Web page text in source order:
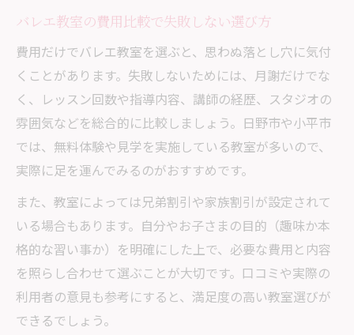
バレエ教室の費用比較で失敗しない選び方
費用だけでバレエ教室を選ぶと、思わぬ落とし穴に気付
くことがあります。失敗しないためには、月謝だけでな
く、レッスン回数や指導内容、講師の経歴、スタジオの
雰囲気などを総合的に比較しましょう。日野市や小平市
では、無料体験や見学を実施している教室が多いので、
実際に足を運んでみるのがおすすめです。
また、教室によっては兄弟割引や家族割引が設定されて
いる場合もあります。自分やお子さまの目的（趣味か本
格的な習い事か）を明確にした上で、必要な費用と内容
を照らし合わせて選ぶことが大切です。口コミや実際の
利用者の意見も参考にすると、満足度の高い教室選びが
できるでしょう。